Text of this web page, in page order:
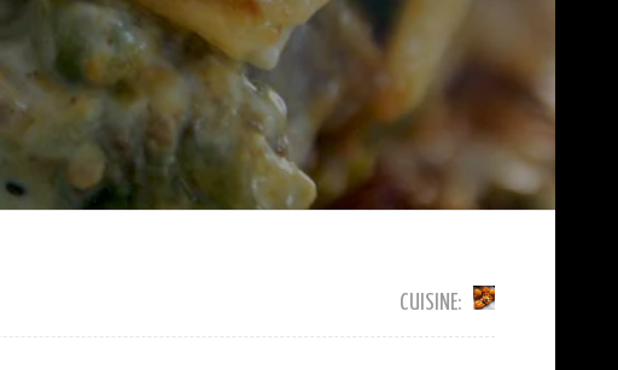
CUISINE: